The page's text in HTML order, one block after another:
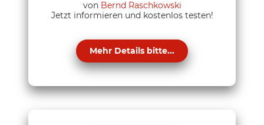
von Bernd Raschkowski
Jetzt informieren und kostenlos testen!
Mehr Details bitte...